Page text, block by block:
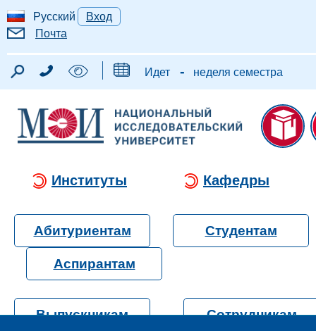
Русский
Вход
Почта
Идет - неделя семестра
Институты Кафедры
Абитуриентам Студентам
Аспирантам
Выпускникам Сотрудникам